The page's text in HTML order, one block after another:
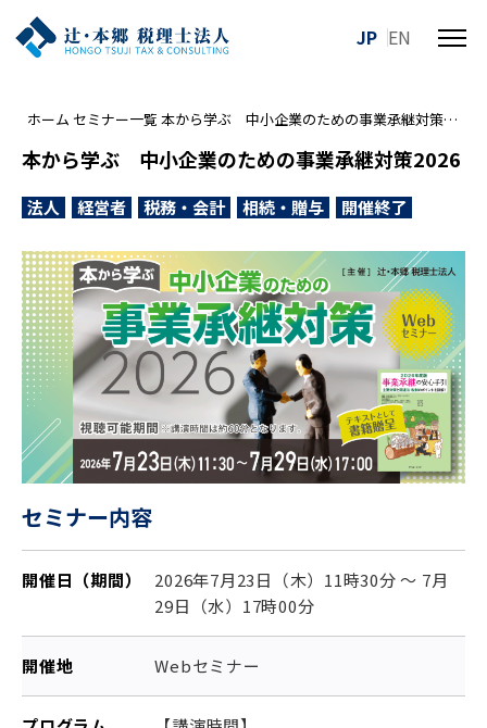
JP EN
メ
ー
を
る
ホーム セミナー一覧 本から学ぶ 中小企業のための事業承継対策2026
本から学ぶ 中小企業のための事業承継対策2026
法人 経営者 税務・会計 相続・贈与 開催終了
セミナー内容
開催日（期間）
2026年7月23日（木）11時30分 ～ 7月
29日（水）17時00分
開催地 Webセミナー